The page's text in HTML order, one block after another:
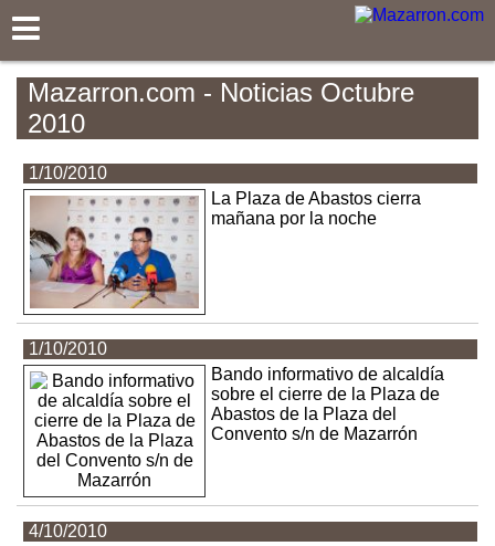
Mazarron.com - Noticias Octubre
2010
1/10/2010
La Plaza de Abastos cierra
mañana por la noche
1/10/2010
Bando informativo de alcaldía
sobre el cierre de la Plaza de
Abastos de la Plaza del
Convento s/n de Mazarrón
4/10/2010